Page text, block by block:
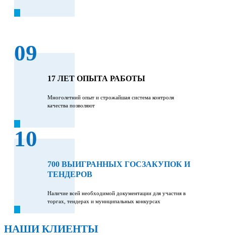
09
17 ЛЕТ ОПЫТА РАБОТЫ
Многолетний опыт и строжайшая система контроля
качества позволяют
10
700 ВЫИГРАННЫХ ГОСЗАКУПОК И
ТЕНДЕРОВ
Наличие всей необходимой документации для участия в
торгах, тендерах и муниципальных конкурсах
НАШИ КЛИЕНТЫ